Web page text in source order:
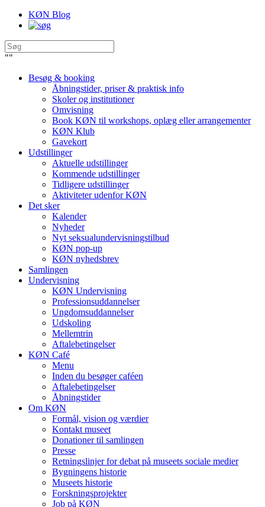
KØN Blog
""
Besøg & booking
Åbningstider, priser & praktisk info
Skoler og institutioner
Omvisning
Book KØN til workshops, oplæg eller arrangementer
KØN Klub
Gavekort
Udstillinger
Aktuelle udstillinger
Kommende udstillinger
Tidligere udstillinger
Aktiviteter udenfor KØN
Det sker
Kalender
Nyheder
Nyt seksualundervisningstilbud
KØN pop-up
KØN nyhedsbrev
Samlingen
Undervisning
KØN Undervisning
Professionsuddannelser
Ungdomsuddannelser
Udskoling
Mellemtrin
Aftalebetingelser
KØN Café
Menu
Inden du besøger caféen
Aftalebetingelser
Åbningstider
Om KØN
Formål, vision og værdier
Kontakt museet
Donationer til samlingen
Presse
Retningslinjer for debat på museets sociale medier
Bygningens historie
Museets historie
Forskningsprojekter
Job på KØN